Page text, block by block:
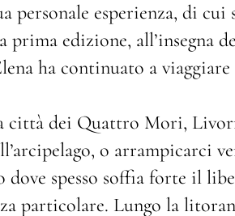
personale esperienza, di
prima edizione, all’insegna
ha continuato a
città dei Quattro Mori,
o arrampicarci
dove spesso soffia forte il
particolare. Lungo la